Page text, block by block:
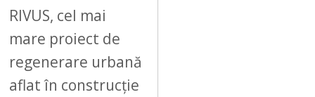
RIVUS, cel mai
mare proiect de
regenerare urbană
aflat în construcție